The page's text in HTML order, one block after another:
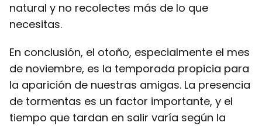
natural y no recolectes más de lo que
necesitas.
En conclusión, el otoño, especialmente el mes
de noviembre, es la temporada propicia para
la aparición de nuestras amigas. La presencia
de tormentas es un factor importante, y el
tiempo que tardan en salir varía según la